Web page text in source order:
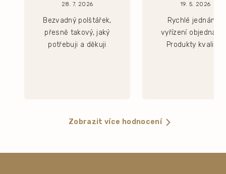
28. 7. 2026
Bezvadný polštářek,
přesně takový, jaký
potřebuji a děkuji
19. 5. 2026
Rychlé jednání a
vyřízení
Produkty kvalitní.
Zobrazit více hodnocení